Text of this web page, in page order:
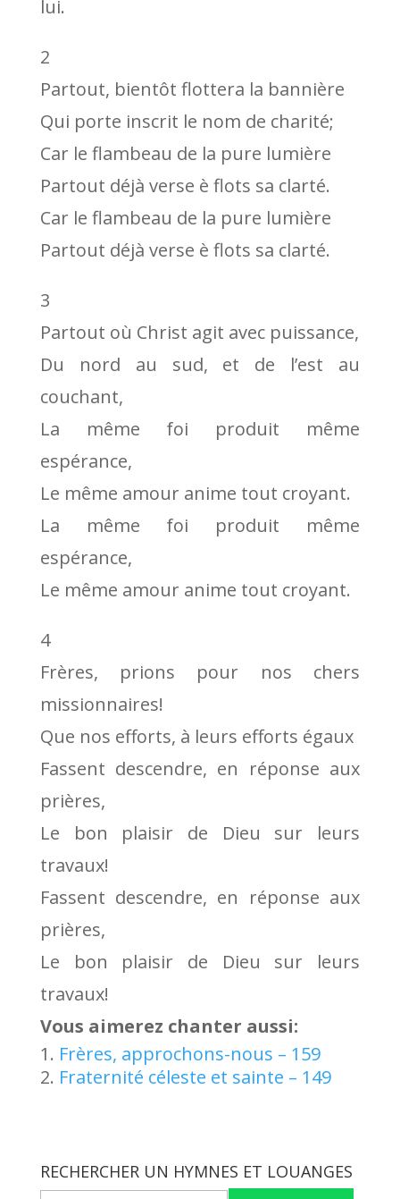
lui.
2
Partout, bientôt flottera la bannière
Qui porte inscrit le nom de charité;
Car le flambeau de la pure lumière
Partout déjà verse è flots sa clarté.
Car le flambeau de la pure lumière
Partout déjà verse è flots sa clarté.
3
Partout où Christ agit avec puissance,
Du nord au sud, et de l’est au
couchant,
La même foi produit même
espérance,
Le même amour anime tout croyant.
La même foi produit même
espérance,
Le même amour anime tout croyant.
4
Frères, prions pour nos chers
missionnaires!
Que nos efforts, à leurs efforts égaux
Fassent descendre, en réponse aux
prières,
Le bon plaisir de Dieu sur leurs
travaux!
Fassent descendre, en réponse aux
prières,
Le bon plaisir de Dieu sur leurs
travaux!
Vous aimerez chanter aussi:
Frères, approchons-nous – 159
Fraternité céleste et sainte – 149
RECHERCHER UN HYMNES ET LOUANGES